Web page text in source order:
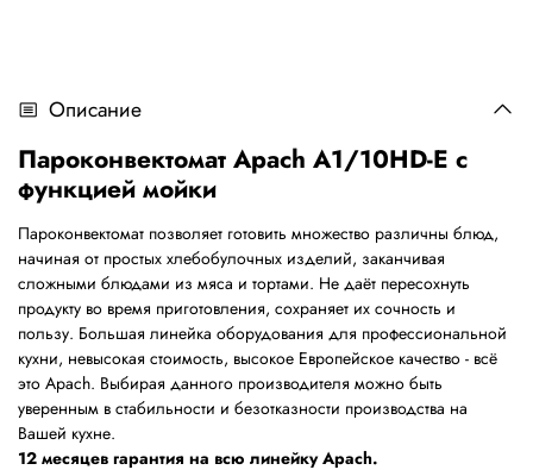
Описание
Пароконвектомат Apach A1/10HD-E с
функцией мойки
Пароконвектомат позволяет готовить множество различны блюд,
начиная от простых хлебобулочных изделий, заканчивая
сложными блюдами из мяса и тортами. Не даёт пересохнуть
продукту во время приготовления, сохраняет их сочность и
пользу. Большая линейка оборудования для профессиональной
кухни, невысокая стоимость, высокое Европейское качество - всё
это Apach. Выбирая данного производителя можно быть
уверенным в стабильности и безотказности производства на
Вашей кухне.
12 месяцев гарантия на всю линейку Apach.